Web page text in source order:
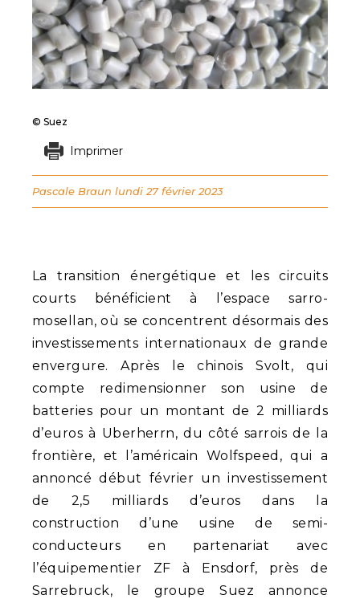
La transition énergétique et les circuits
courts bénéficient à l’espace sarro-
mosellan, où se concentrent désormais des
investissements internationaux de grande
envergure. Après le chinois Svolt, qui
compte redimensionner son usine de
batteries pour un montant de 2 milliards
d’euros à Uberherrn, du côté sarrois de la
frontière, et l’américain Wolfspeed, qui a
annoncé début février un investissement
de 2,5 milliards d’euros dans la
construction d’une usine de semi-
conducteurs en partenariat avec
l’équipementier ZF à Ensdorf, près de
Sarrebruck, le groupe Suez annonce
© Suez
Imprimer
Pascale Braun lundi 27 février 2023